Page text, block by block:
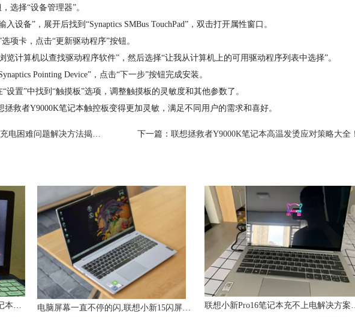
择“设备管理器”。
备”，展开后找到“Synaptics SMBus TouchPad”，双击打开属性窗口。
卡，点击“更新驱动程序”按钮。
计算机以查找驱动程序软件”，然后选择“让我从计算机上的可用驱动程序列表中选择”。
Pointing Device”，点击“下一步”按钮完成安装。
置”中找到“触摸板”选项，调整触摸板的灵敏度和其他参数了。
者Y9000K笔记本触控板变得更加灵敏，满足不同用户的需求和喜好。
困难问题解决方法揭秘！ 下一篇： 联想拯救者Y9000K笔记本高温发烫应对策略大全！
电脑屏幕一直不停的闪,联想小新15闪屏怎么回事